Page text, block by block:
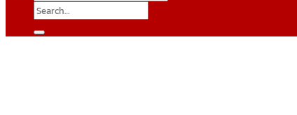
Search
for: